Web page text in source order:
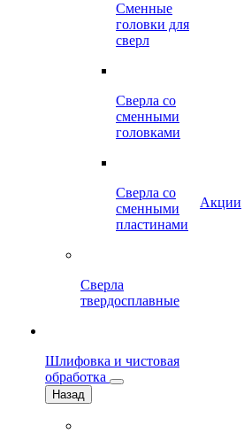
Сменные
головки для
сверл
Сверла со
сменными
головками
Сверла со
сменными
пластинами
Сверла
твердосплавные
Шлифовка и чистовая
обработка
Назад
Акции